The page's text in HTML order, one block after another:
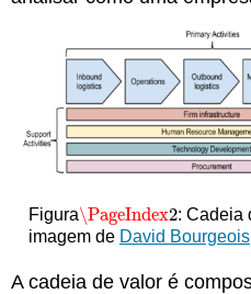
Figura\PageIndex2
\PageIndex2: Cadeia
imagem de David Bourgeois
A cadeia de valor é